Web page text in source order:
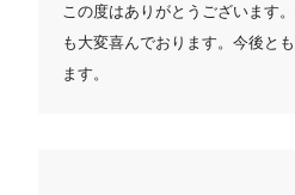
この度はありがとうございます
も大変喜んでおります。今後と
ます。